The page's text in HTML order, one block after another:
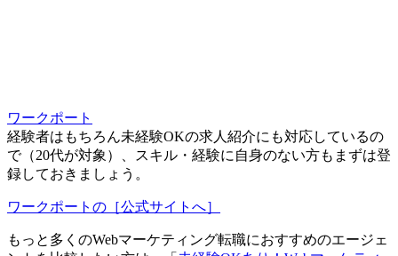
ワークポート
経験者はもちろん未経験OKの求人紹介にも対応しているの
で（20代が対象）、スキル・経験に自身のない方もまずは登
録しておきましょう。
ワークポートの［公式サイトへ］
もっと多くのWebマーケティング転職におすすめのエージェ